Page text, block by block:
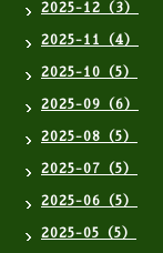
2025-12（3）
2025-11（4）
2025-10（5）
2025-09（6）
2025-08（5）
2025-07（5）
2025-06（5）
2025-05（5）